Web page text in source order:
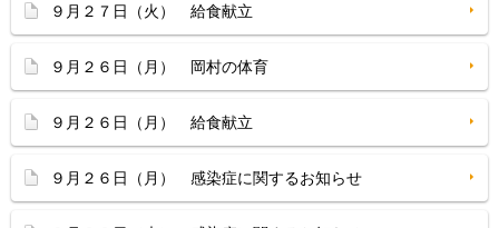
９月２７日（火） 給食献立
９月２６日（月） 岡村の体育
９月２６日（月） 給食献立
９月２６日（月） 感染症に関するお知らせ